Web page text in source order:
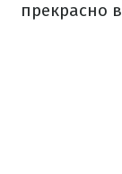
прекрасно